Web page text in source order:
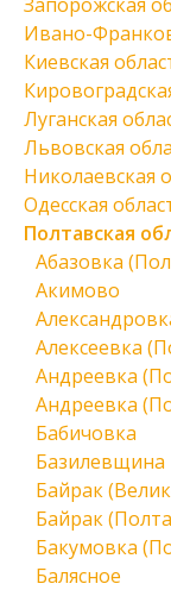
Ивано-
Киевская
Луганская
Львовская
Николаевская
Одесская
Полтавская
Абазовка
Акимово
Алексеевка
Андреевка
Андреевка
Бабичовка
Базилевщина
Байрак
Байрак
Бакумовка
Балясное